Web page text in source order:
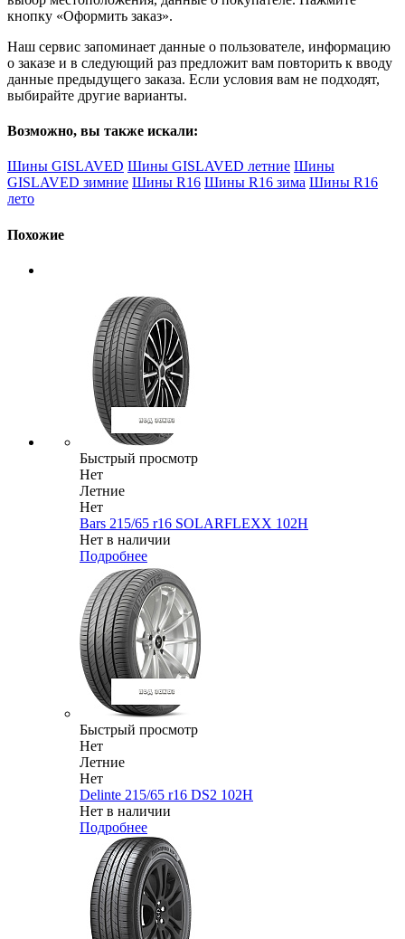
кнопку «Оформить заказ».
Наш сервис запоминает данные о пользователе, информацию
о заказе и в следующий раз предложит вам повторить к вводу
данные предыдущего заказа. Если условия вам не подходят,
выбирайте другие варианты.
Возможно, вы также искали:
Шины GISLAVED Шины GISLAVED летние Шины
GISLAVED зимние Шины R16 Шины R16 зима Шины R16
лето
Похожие
Быстрый просмотр
Нет
Летние
Нет
Bars 215/65 r16 SOLARFLEXX 102H
Нет в наличии
Подробнее
Быстрый просмотр
Нет
Летние
Нет
Delinte 215/65 r16 DS2 102H
Нет в наличии
Подробнее